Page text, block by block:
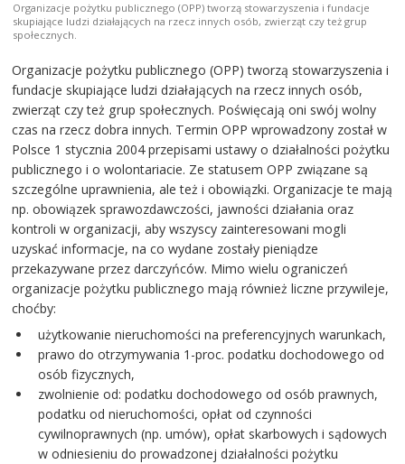
Organizacje pożytku publicznego (OPP) tworzą stowarzyszenia i fundacje
skupiające ludzi działających na rzecz innych osób, zwierząt czy też grup
społecznych.
Organizacje pożytku publicznego (OPP) tworzą stowarzyszenia i
fundacje skupiające ludzi działających na rzecz innych osób,
zwierząt czy też grup społecznych. Poświęcają oni swój wolny
czas na rzecz dobra innych. Termin OPP wprowadzony został w
Polsce 1 stycznia 2004 przepisami ustawy o działalności pożytku
publicznego i o wolontariacie. Ze statusem OPP związane są
szczególne uprawnienia, ale też i obowiązki. Organizacje te mają
np. obowiązek sprawozdawczości, jawności działania oraz
kontroli w organizacji, aby wszyscy zainteresowani mogli
uzyskać informacje, na co wydane zostały pieniądze
przekazywane przez darczyńców. Mimo wielu ograniczeń
organizacje pożytku publicznego mają również liczne przywileje,
choćby:
użytkowanie nieruchomości na preferencyjnych warunkach,
prawo do otrzymywania 1-proc. podatku dochodowego od
osób fizycznych,
zwolnienie od: podatku dochodowego od osób prawnych,
podatku od nieruchomości, opłat od czynności
cywilnoprawnych (np. umów), opłat skarbowych i sądowych
w odniesieniu do prowadzonej działalności pożytku